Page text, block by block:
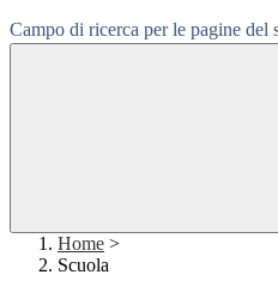
Campo di ricerca per le pagine del
Home >
Scuola